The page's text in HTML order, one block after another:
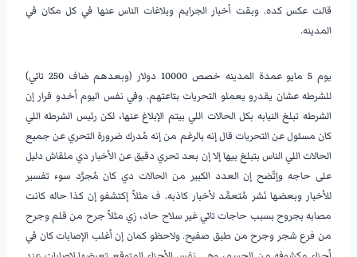
قالت عكس كده. وبقت أخبار الجرايم وبلاغات الناس عنها في كل مكان في
المدينه.
يوم 5 مايو عمدة المدينه خصص 10000 دولار (وبعدهم ضاف 250 تاني)
للشرطه عشان يقدرو يعملو التحريات بتاعتهم. وفي نفس اليوم أخدو قرار إن
الشرطه تبلغ النيابه بكل الحالات اللي بيتم الإبلاغ عنها، لكن رئيس الشرطه اللي
كان مسئول عن التحريات قال إنه بالرغم من إنه مُدرك ضرورة التحري عن جميع
الحالات اللي الناس بتبلغ بيها إلا إن بعد تحري دقيق عن الأخبار دي ملقاش دليل
على حاجه وإتّضح إن العدد الكبير من الحالات دي كان مُجرَّد سوء تفسير
للأخبار وبعضها نَشر مُتعمَّد لأخبار كاذبه. ف مثلاً إكتشفو إن كذا حاله كانت
مصابه بجروح بسبب حاجات تاني غير سلاح حاد، زي مثلاً جرح من قلم وجرح
من فرع شجر وجرح من طبق صفيح. ولاحظو كمان إن أغلب الإصابات كان في